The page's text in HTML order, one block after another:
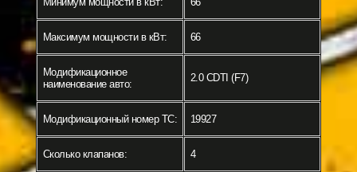
Максимум мощности в кВт: 66
Модификационное
наименование авто:
2.0 CDTI (F7)
Модификационный номер ТС: 19927
Сколько клапанов: 4